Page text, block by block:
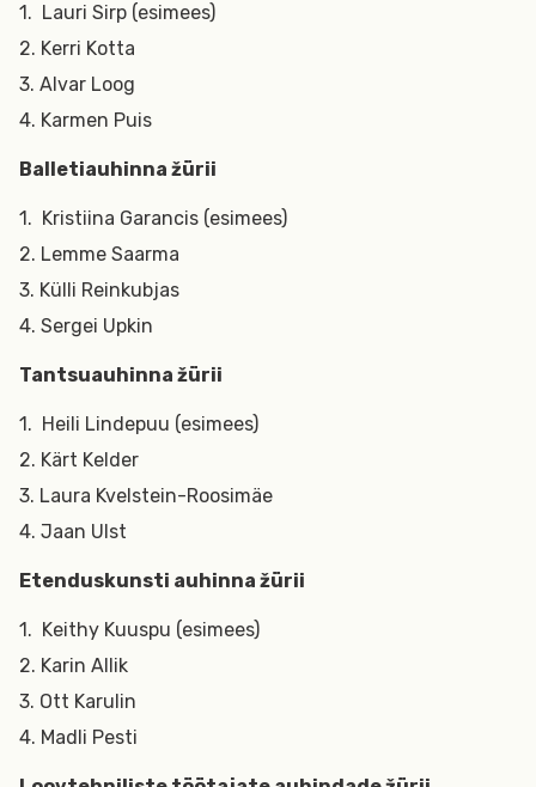
1. Lauri Sirp (esimees)
2. Kerri Kotta
3. Alvar Loog
4. Karmen Puis
Balletiauhinna žürii
1. Kristiina Garancis (esimees)
2. Lemme Saarma
3. Külli Reinkubjas
4. Sergei Upkin
Tantsuauhinna žürii
1. Heili Lindepuu (esimees)
2. Kärt Kelder
3. Laura Kvelstein-Roosimäe
4. Jaan Ulst
Etenduskunsti auhinna žürii
1. Keithy Kuuspu (esimees)
2. Karin Allik
3. Ott Karulin
4. Madli Pesti